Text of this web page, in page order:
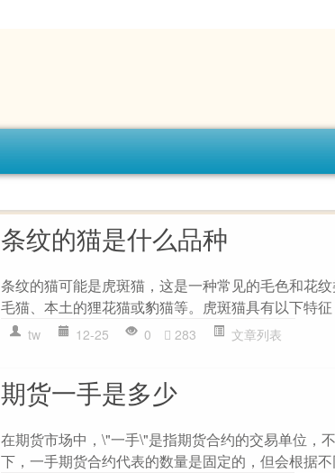
条纹的猫是什么品种
条纹的猫可能是虎斑猫，这是一种常见的毛色和花
毛猫、本土的狸花猫或豹猫等。虎斑猫具有以下特
tw 12-25 0 283 文章列表
期货一手是多少
在期货市场中，\"一手\"是指期货合约的交易单位，
下，一手期货合约代表的数量是固定的，但会根据